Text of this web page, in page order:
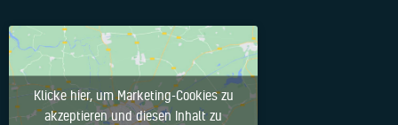
Klicke hier, um Marketing-Cookies zu
akzeptieren und diesen Inhalt zu